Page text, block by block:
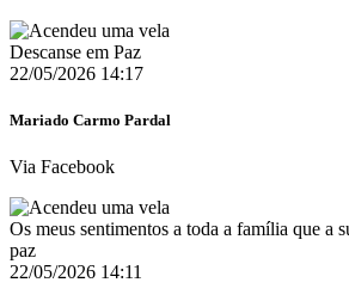
Descanse em Paz ️
22/05/2026 14:17
Mariado Carmo Pardal
Via Facebook
Os meus sentimentos a toda a família que a
paz
22/05/2026 14:11